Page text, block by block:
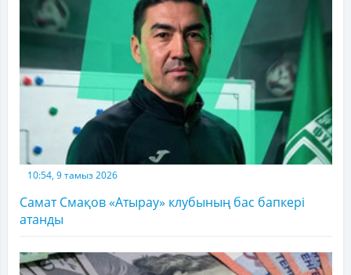
10:54, 9 тамыз 2026
Самат Смақов «Атырау» клубының бас бапкері
атанды